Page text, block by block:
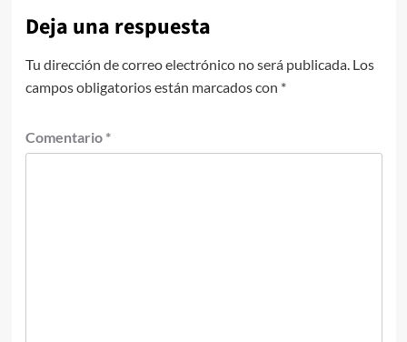
Deja una respuesta
Tu dirección de correo electrónico no será publicada. Los
campos obligatorios están marcados con *
Comentario *